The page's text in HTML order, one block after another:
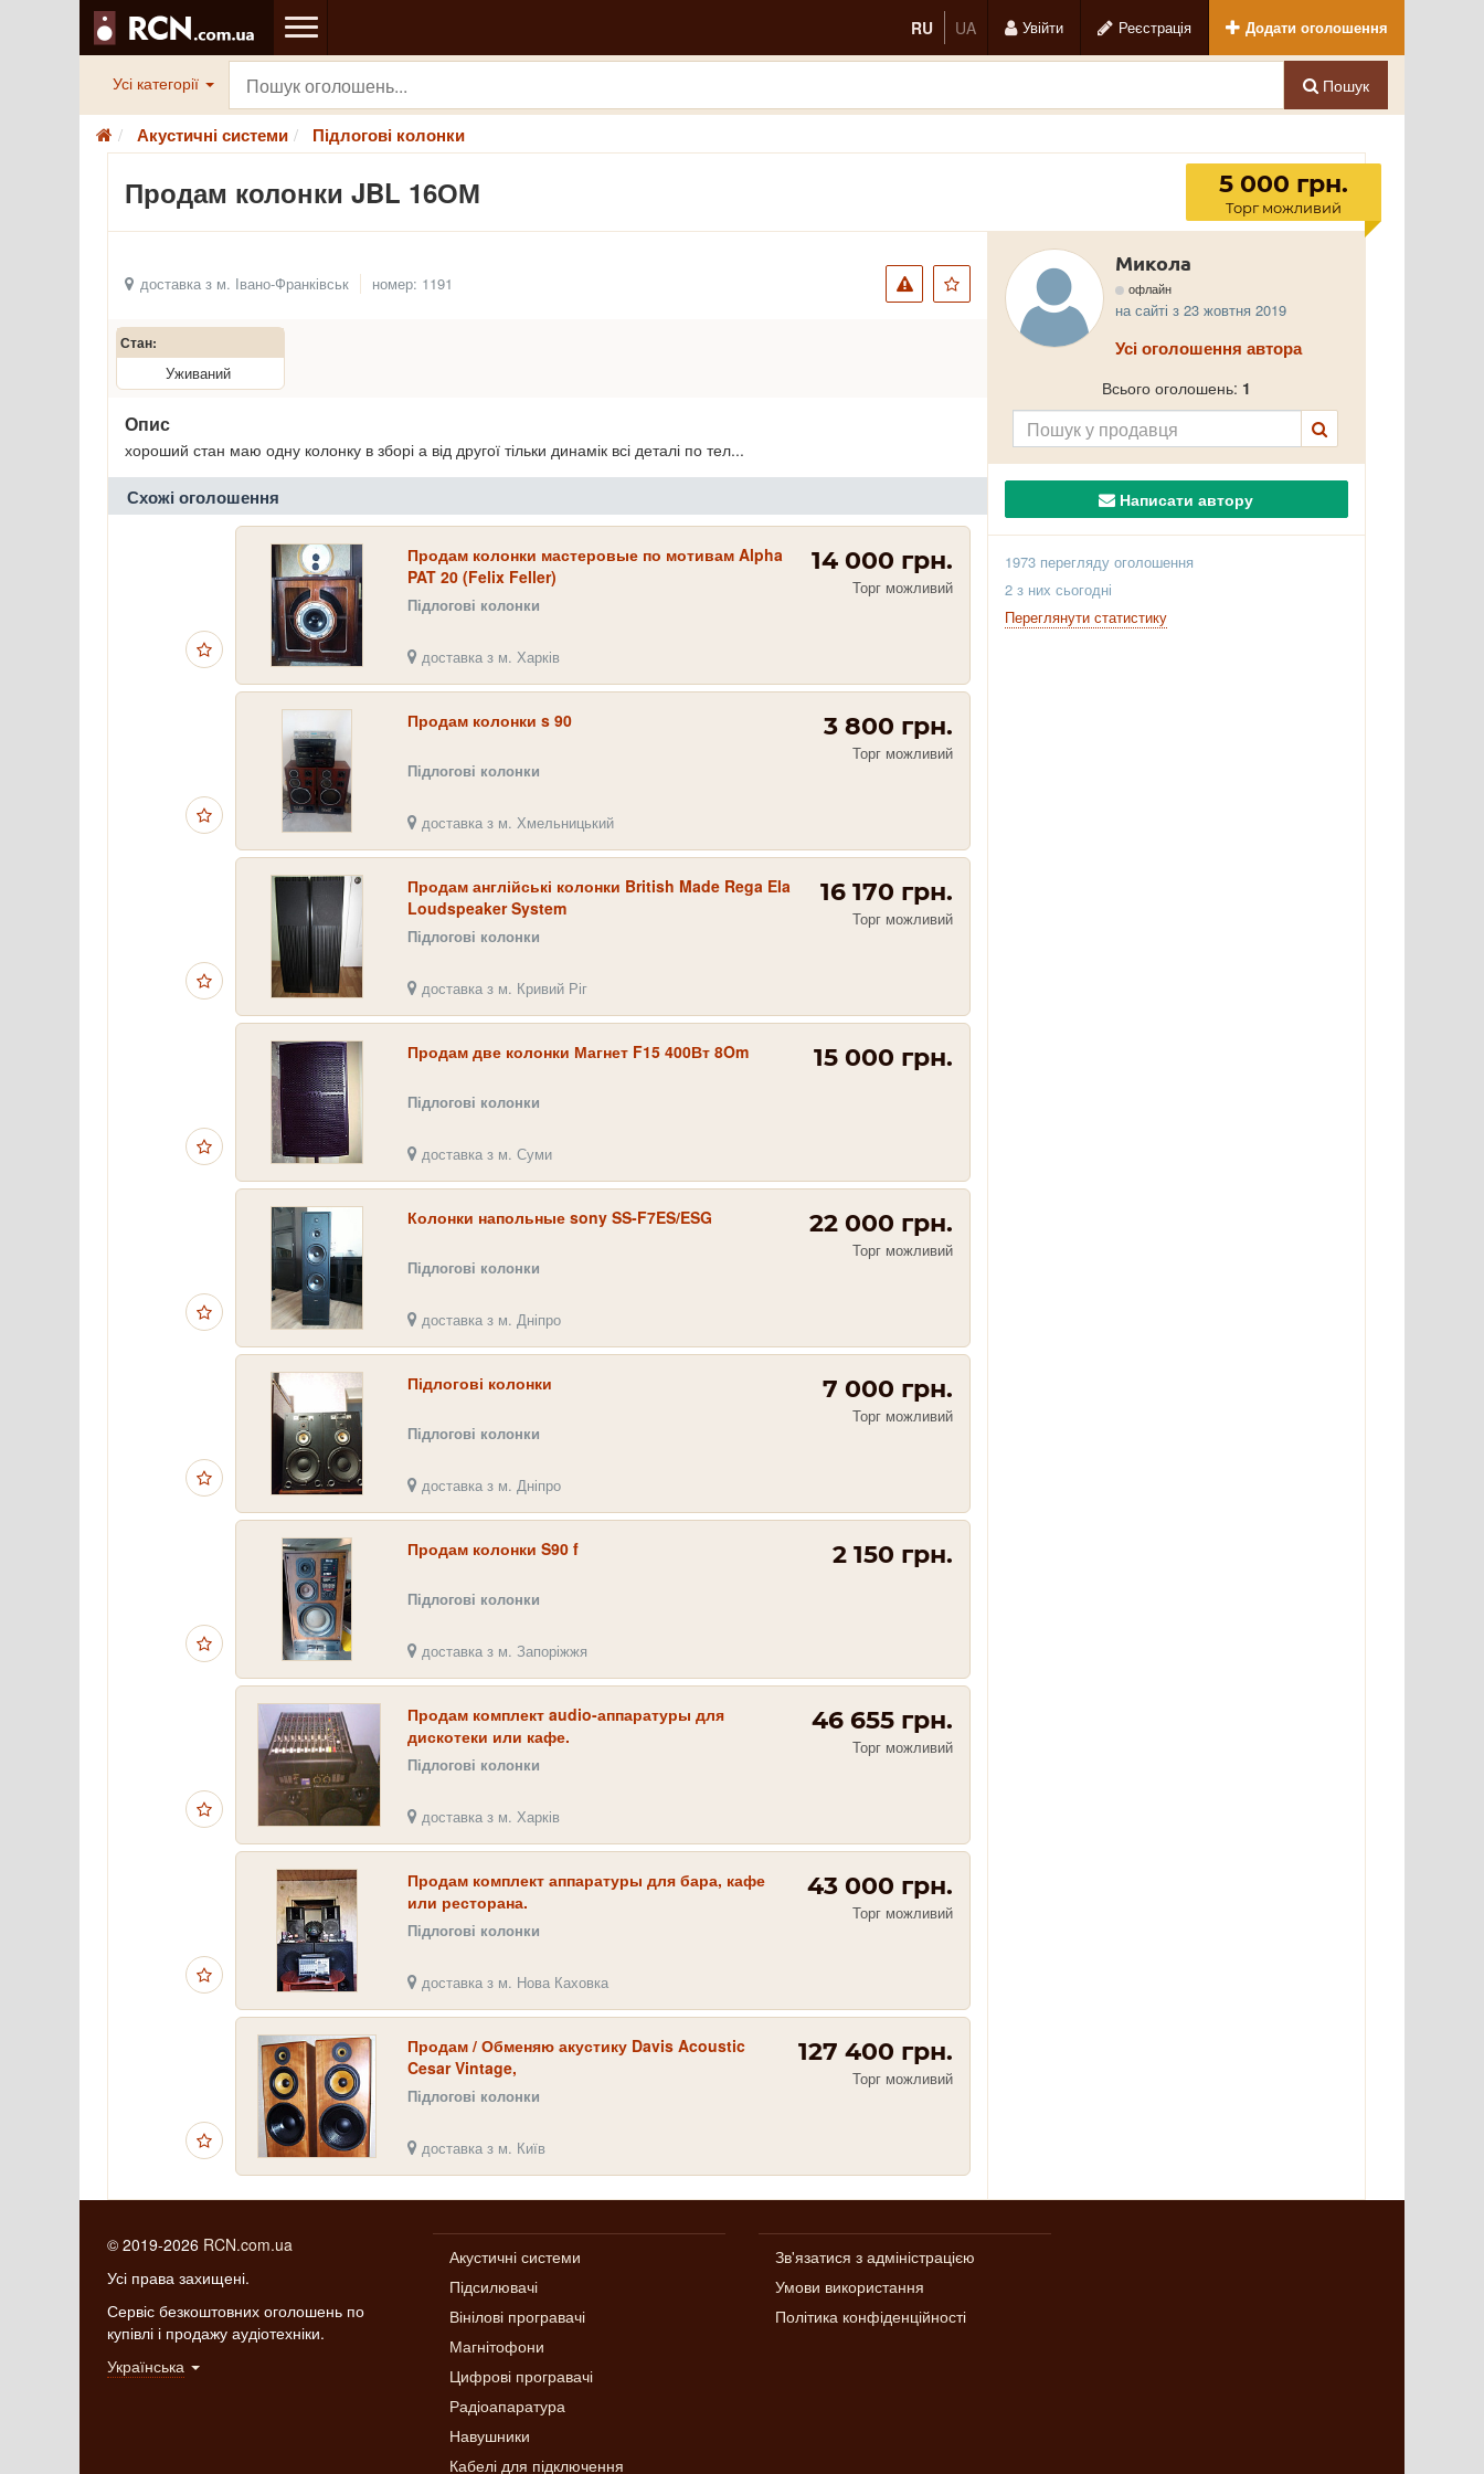
RU UA Увійти Реєстрація Додати оголошення
Усі категорії Пошук
Акустичні системи Підлогові колонки
Продам колонки JBL 16ОМ 5 000 грн.
Торг можливий
доставка з м. Івано-Франківськ номер: 1191
Стан:
Уживаний
Опис
хороший стан маю одну колонку в зборі а від другої тільки динамік всі деталі по тел...
Схожі оголошення
Продам колонки мастеровые по мотивам Alpha
PAT 20 (Felix Feller)
Підлогові колонки
доставка з м. Харків
14 000 грн.
Торг можливий
Продам колонки s 90
Підлогові колонки
доставка з м. Хмельницький
3 800 грн.
Торг можливий
Продам англійські колонки British Made Rega Ela
Loudspeaker System
Підлогові колонки
доставка з м. Кривий Ріг
16 170 грн.
Торг можливий
Продам две колонки Магнет F15 400Вт 8Om
Підлогові колонки
доставка з м. Суми
15 000 грн.
Колонки напольные sony SS-F7ES/ESG
Підлогові колонки
доставка з м. Дніпро
22 000 грн.
Торг можливий
Підлогові колонки
Підлогові колонки
доставка з м. Дніпро
7 000 грн.
Торг можливий
Продам колонки S90 f
Підлогові колонки
доставка з м. Запоріжжя
2 150 грн.
Продам комплект audio-аппаратуры для
дискотеки или кафе.
Підлогові колонки
доставка з м. Харків
46 655 грн.
Торг можливий
Продам комплект аппаратуры для бара, кафе
или ресторана.
Підлогові колонки
доставка з м. Нова Каховка
43 000 грн.
Торг можливий
Продам / Обменяю акустику Davis Acoustic
Cesar Vintage,
Підлогові колонки
доставка з м. Київ
127 400 грн.
Торг можливий
Микола
офлайн
на сайті з 23 жовтня 2019
Усі оголошення автора
Всього оголошень: 1
Написати автору
1973 перегляду оголошення
2 з них сьогодні
Переглянути статистику
© 2019-2026 RCN.com.ua
Усі права захищені.
Сервіс безкоштовних оголошень по
купівлі і продажу аудіотехніки.
Українська
Акустичні системи
Підсилювачі
Вінілові програвачі
Магнітофони
Цифрові програвачі
Радіоапаратура
Навушники
Кабелі для підключення
Зв'язатися з адміністрацією
Умови використання
Політика конфіденційності